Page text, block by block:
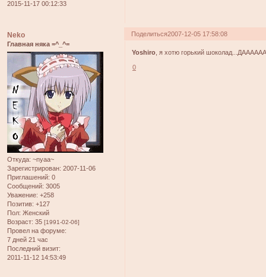
2015-11-17 00:12:33
Поделиться2007-12-05 17:58:08
Neko
Главная няка =^_^=
Откуда: ~nyaa~
Зарегистрирован: 2007-11-06
Приглашений: 0
Сообщений: 3005
Уважение: +258
Позитив: +127
Пол: Женский
Возраст: 35 [1991-02-06]
Провел на форуме:
7 дней 21 час
Последний визит:
2011-11-12 14:53:49
Yoshiro , я хотю горький
0